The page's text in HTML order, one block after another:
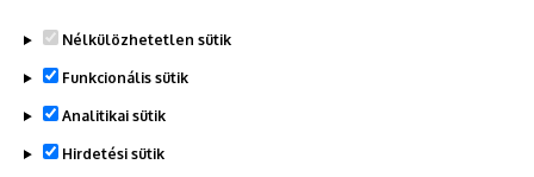
Nélkülözhetetlen sütik
Funkcionális sütik
Analitikai sütik
Hirdetési sütik
Legutóbb frissítve: 2022. 10. 13. 08:33